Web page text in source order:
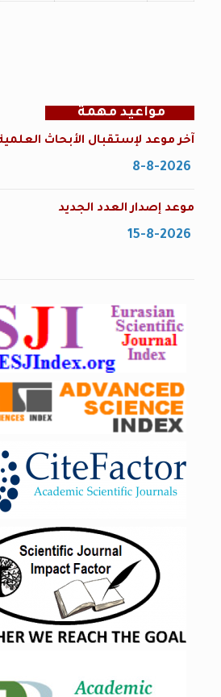
مواعيد مهمة
آخر موعد لإستقبال الأبحاث
موعد إصدار العدد الجديد